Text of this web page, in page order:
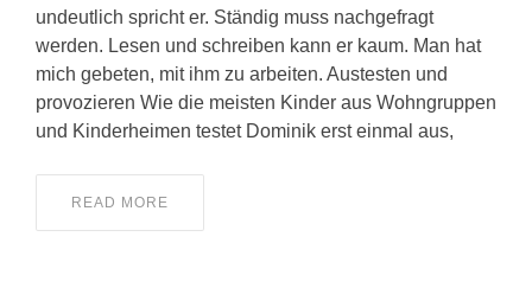
undeutlich spricht er. Ständig muss nachgefragt
werden. Lesen und schreiben kann er kaum. Man hat
mich gebeten, mit ihm zu arbeiten. Austesten und
provozieren Wie die meisten Kinder aus Wohngruppen
und Kinderheimen testet Dominik erst einmal aus,
READ MORE